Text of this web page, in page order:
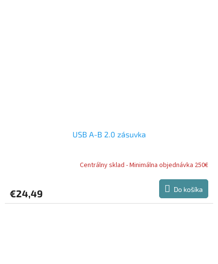
USB A-B 2.0 zásuvka
Centrálny sklad - Minimálna objednávka 250€
€24,49 Do košíka